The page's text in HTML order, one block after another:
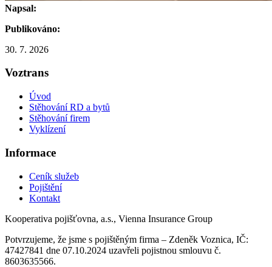
Napsal:
Publikováno:
30. 7. 2026
Voztrans
Úvod
Stěhování RD a bytů
Stěhování firem
Vyklízení
Informace
Ceník služeb
Pojištění
Kontakt
Kooperativa pojišťovna, a.s., Vienna Insurance Group
Potvrzujeme, že jsme s pojištěným firma – Zdeněk Voznica, IČ:
47427841 dne 07.10.2024 uzavřeli pojistnou smlouvu č.
8603635566.